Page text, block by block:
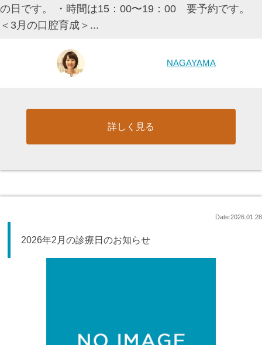
の日です。 ・時間は15：00〜19：00 要予約です。
＜3月の口腔育成＞...
NAGAYAMA
詳しく見る
Date:2026.01.28
2026年2月の診療日のお知らせ